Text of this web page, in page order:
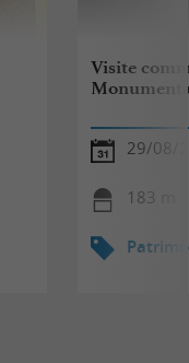
Visite
29/08/
183 m